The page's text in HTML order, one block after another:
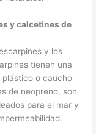
y calcetines de
y los
tienen una
plástico o caucho
de neopreno, son
para el mar y